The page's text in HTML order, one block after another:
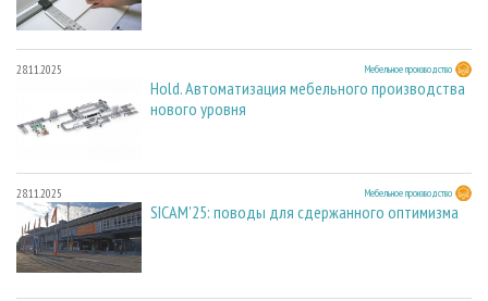
28.11.2025 Мебельное производство
Hold. Автоматизация мебельного производства
нового уровня
28.11.2025 Мебельное производство
SICAM'25: поводы для сдержанного оптимизма